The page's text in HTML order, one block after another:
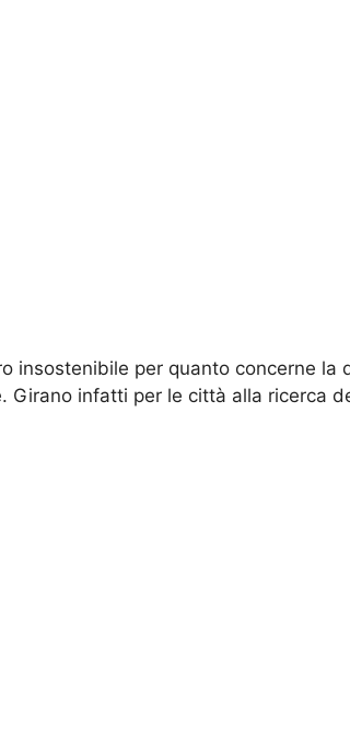
insostenibile per quanto concerne la
Girano infatti per le città alla ricerca